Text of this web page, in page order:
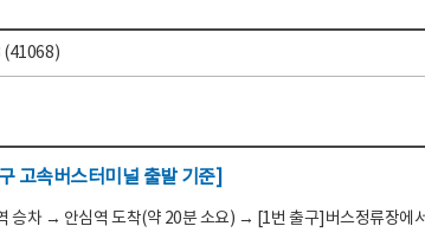
(41068)
고속버스터미널 출발 기준]
승차 → 안심역 도착(약 20분 소요) → [1번 출구]버스정류장에